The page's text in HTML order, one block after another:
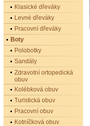
Klasické dřeváky
Levné dřeváky
Pracovní dřeváky
Boty
Polobotky
Sandály
Zdravotní ortopedická
obuv
Kolébková obuv
Turistická obuv
Pracovní obuv
Kotníčková obuv